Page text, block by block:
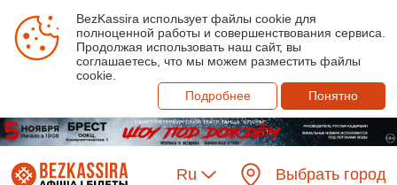
BezKassira использует файлы cookie для
полноценной работы и совершенствования сервиса.
Продолжая использовать наш сайт, вы
соглашаетесь, что мы можем разместить файлы
cookie.
Подробнее
Понятно
Ru Выбрать город